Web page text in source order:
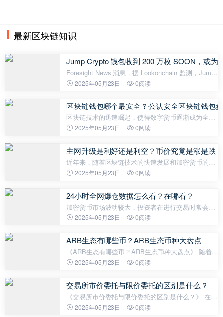
最新区块链知识
Jump Crypto 钱包收到 200 万枚 SOON，或为
Foresight News 消息，据 Lookonchain 监测，Jump
Crypto 钱包地址于 1 天前收到 200 万枚 SOON，并
Crypto 或为 SOON 的做市商。
2025年05月23日 0阅读
区块链钱包哪个最安全？公认安全区块链钱包
区块链技术的迅速崛起，使得数字货币逐渐成为全球
金融体系的重要组成部分。而区块链钱包作为存储和
市场上五花八门的钱包产品，如
2025年05月23日 0阅读
主网升级是利好还是利空？币价究竟是涨是跌？
近年来，随着区块链技术的快速发展和加密货币的不
断演进，“主网升级”成为了加密货币领域中备受关注
究竟意味着什么？是利好还是利空
2025年05月23日 0阅读
24小时全网爆仓数据怎么看？在哪看？
加密货币市场波动较大，投资者在进行交易时常会面
临保证金被强制平仓的风险。所谓“爆仓”，指的是交
位，从而被平台强制平掉仓位的
2025年05月23日 0阅读
ARB生态有哪些币？ARB生态币种大盘点
《ARB生态有哪些币？ARB生态币种大盘点》 随着区
块链技术的不断发展，二层扩容方案逐渐受到市场的
决方案之一，凭借其高效率和低成本
2025年05月23日 0阅读
交易所市价委托与限价委托的区别是什么？
《交易所市价委托与限价委托的区别是什么？》 在加
密货币市场，交易所是投资者买卖数字资产的主要场
2025年05月23日 0阅读